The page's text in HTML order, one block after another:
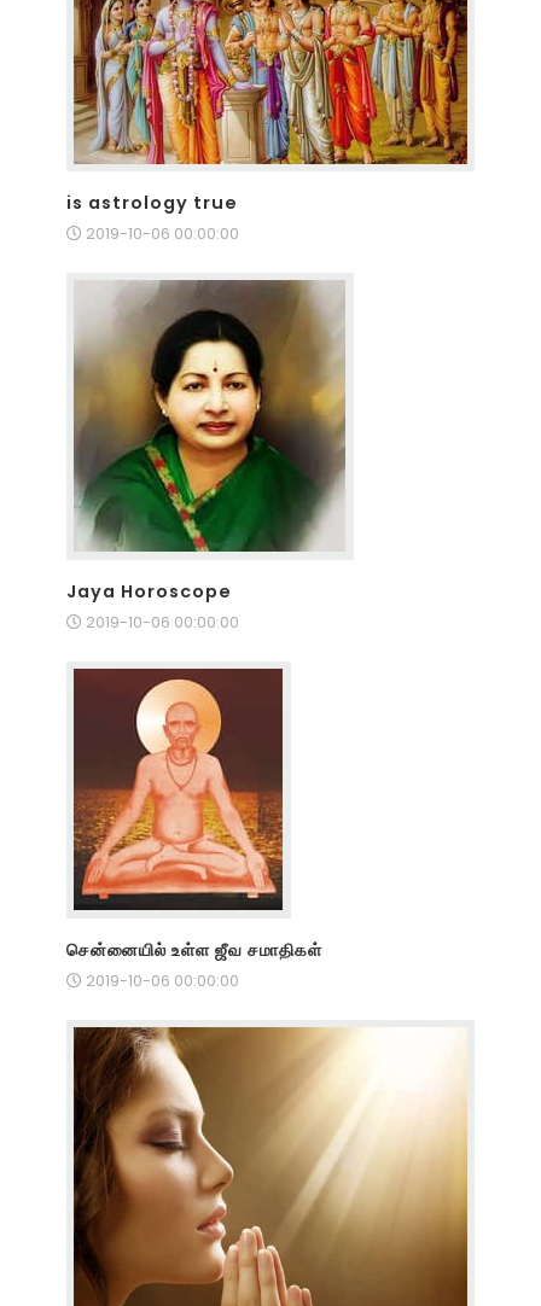
is astrology true
2019-10-06 00:00:00
Jaya Horoscope
2019-10-06 00:00:00
சென்னையில் உள்ள ஜீவ சமாதிகள்
2019-10-06 00:00:00